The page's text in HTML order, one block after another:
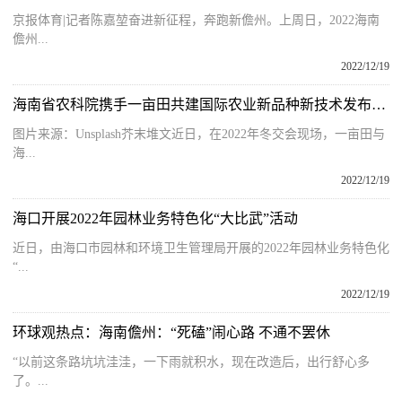
京报体育|记者陈嘉堃奋进新征程，奔跑新儋州。上周日，2022海南
儋州...
2022/12/19
海南省农科院携手一亩田共建国际农业新品种新技术发布平台
图片来源：Unsplash芥末堆文近日，在2022年冬交会现场，一亩田与
海...
2022/12/19
海口开展2022年园林业务特色化“大比武”活动
近日，由海口市园林和环境卫生管理局开展的2022年园林业务特色化
“...
2022/12/19
环球观热点：海南儋州：“死磕”闹心路 不通不罢休
“以前这条路坑坑洼洼，一下雨就积水，现在改造后，出行舒心多
了。...